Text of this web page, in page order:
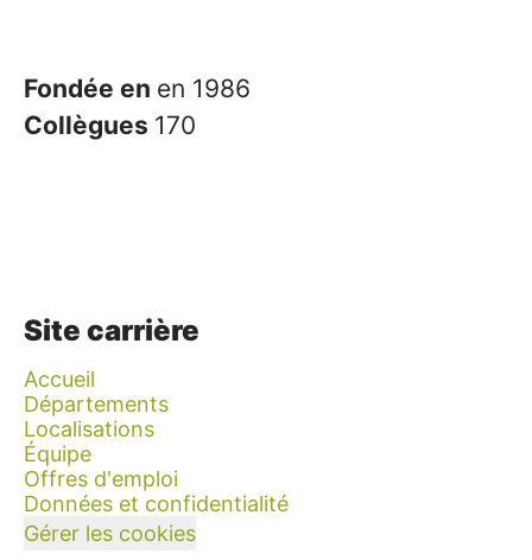
Fondée en en 1986
Collègues 170
Site carrière
Accueil
Départements
Localisations
Équipe
Offres d'emploi
Données et confidentialité
Gérer les cookies